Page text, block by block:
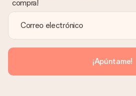
compra!
¡Apúntame!